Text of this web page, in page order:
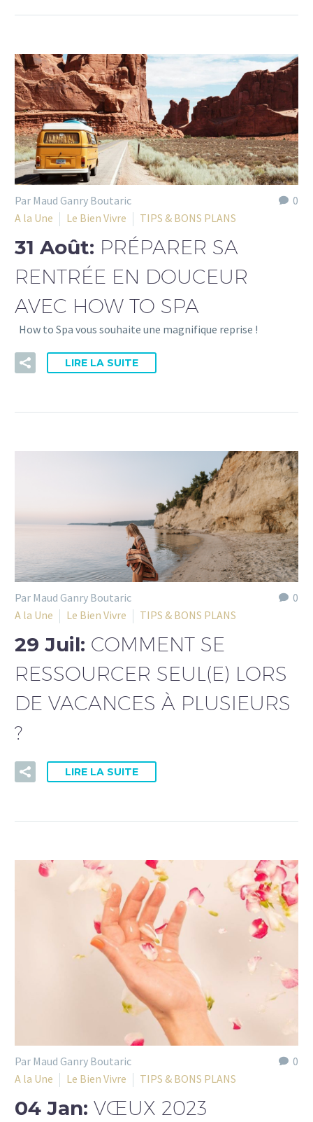
0
Par Maud Ganry Boutaric
A la Une
Le Bien Vivre TIPS & BONS PLANS
31 Août: PRÉPARER SA
RENTRÉE EN DOUCEUR
AVEC HOW TO SPA
How to Spa vous souhaite une magnifique reprise !
LIRE LA SUITE
0
Par Maud Ganry Boutaric
A la Une
Le Bien Vivre TIPS & BONS PLANS
29 Juil: COMMENT SE
RESSOURCER SEUL(E) LORS
DE VACANCES À PLUSIEURS
?
LIRE LA SUITE
0
Par Maud Ganry Boutaric
A la Une
Le Bien Vivre TIPS & BONS PLANS
04 Jan: VŒUX 2023